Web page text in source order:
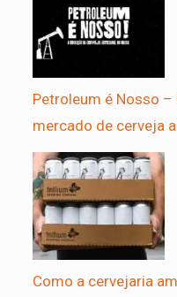
Petroleum é Nosso
mercado de cerveja
Como a cervejaria